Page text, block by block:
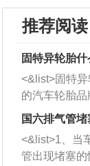
推荐阅读
固特异轮胎什
<&list>固特
的汽车轮胎
牌，但是中高
也是为了更
国六排气管
<&list>1、当
管出现堵塞